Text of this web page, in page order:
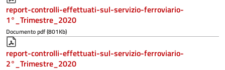
report-controlli-effettuati-sul-servizio-ferroviario-
1°_Trimestre_2020
Documento pdf (801Kb)
report-controlli-effettuati-sul-servizio-ferroviario-
2°_Trimestre_2020